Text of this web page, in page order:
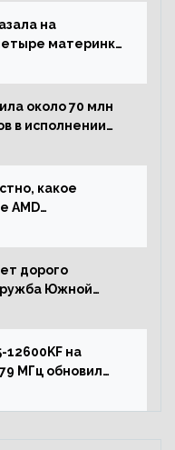
на
материнки
Taichi
около 70 млн
в исполнении
какое
AMD
Ryzen 7000 до 5.5
дорого
Южной
12600KF на
МГц обновил